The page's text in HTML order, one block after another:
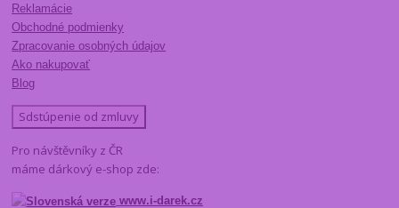
Reklamácie
Obchodné podmienky
Zpracovanie osobných údajov
Ako nakupovať
Blog
Sdstúpenie od zmluvy
Pro návštěvníky z ČR
máme dárkový e-shop zde:
www.i-darek.cz